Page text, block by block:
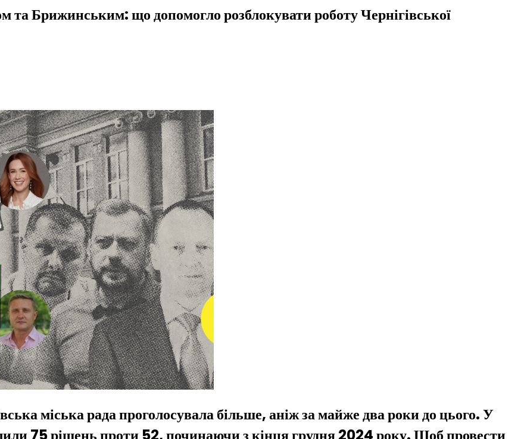
та Брижинським: що допомогло розблокувати роботу Чернігівської
міська рада проголосувала більше, аніж за майже два роки до цього. У